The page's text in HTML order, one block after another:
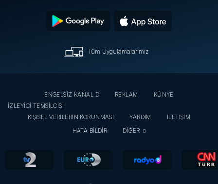
Tüm Uygulamalarımız
ENGELSİZ KANAL D REKLAM
KÜNYE
İZLEYİCİ TEMSİLCİSİ
KİŞİSEL VERİLERİN KORUNMASI
YARDIM
İLETİŞİM
HATA BİLDİR
DİĞER